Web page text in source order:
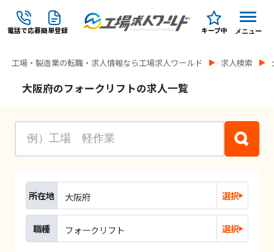
電話で応募簡単登録 キープ中 メニュー
工場・製造業の転職・求人情報なら工場求人ワールド 求人検索
大阪府のフォークリフトの求人一覧
所在地 大阪府 選択
職種 フォークリフト 選択